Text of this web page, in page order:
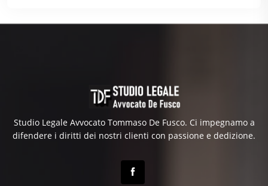
Studio Legale Avvocato Tommaso De Fusco. Ci impegnamo a
difendere i diritti dei nostri clienti con passione e dedizione.